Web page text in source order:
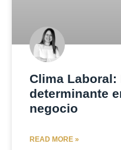
Clima Laboral:
determinante
negocio
READ MORE »